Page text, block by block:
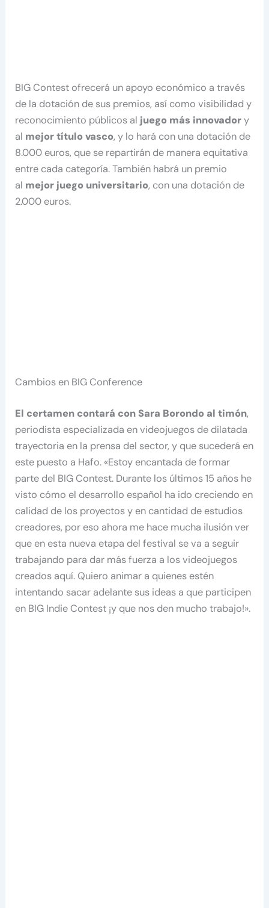
BIG Contest ofrecerá un apoyo económico a través
de la dotación de sus premios, así como visibilidad y
reconocimiento públicos al juego más innovadory
al mejor título vasco, y lo hará con una dotación de
8.000 euros, que se repartirán de manera equitativa
entre cada categoría. También habrá un premio
al mejor juego universitario, con una dotación de
2.000 euros.
Cambios en BIG Conference
El certamen contará con Sara Borondo al timón,
periodista especializada en videojuegos de dilatada
trayectoria en la prensa del sector, y que sucederá en
este puesto a Hafo. «Estoy encantada de formar
parte del BIG Contest. Durante los últimos 15 años he
visto cómo el desarrollo español ha ido creciendo en
calidad de los proyectos y en cantidad de estudios
creadores, por eso ahora me hace mucha ilusión ver
que en esta nueva etapa del festival se va a seguir
trabajando para dar más fuerza a los videojuegos
creados aquí. Quiero animar a quienes estén
intentando sacar adelante sus ideas a que participen
en BIG Indie Contest ¡y que nos den mucho trabajo!».